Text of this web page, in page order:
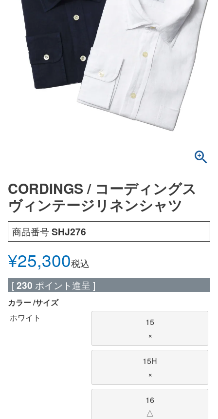
CORDINGS / コーディングス
ヴィンテージリネンシャツ
商品番号SHJ276
¥25,300税込
[230 ポイント進呈 ]
カラー サイズ
ホワイト
15
×
15H
×
16
△